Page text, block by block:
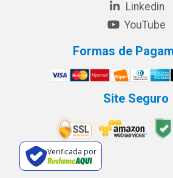
Linkedin
YouTube
Formas de
Site Seguro
Verificada por